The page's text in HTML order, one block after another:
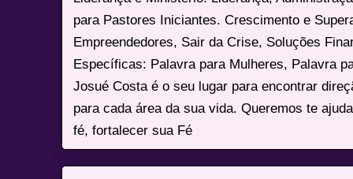
para Pastores Iniciantes. Crescimento e
Empreendedores, Sair da Crise, Soluções
Específicas: Palavra para Mulheres, Palavra
Josué Costa é o seu lugar para encontrar
para cada área da sua vida. Queremos te
fé, fortalecer sua Fé